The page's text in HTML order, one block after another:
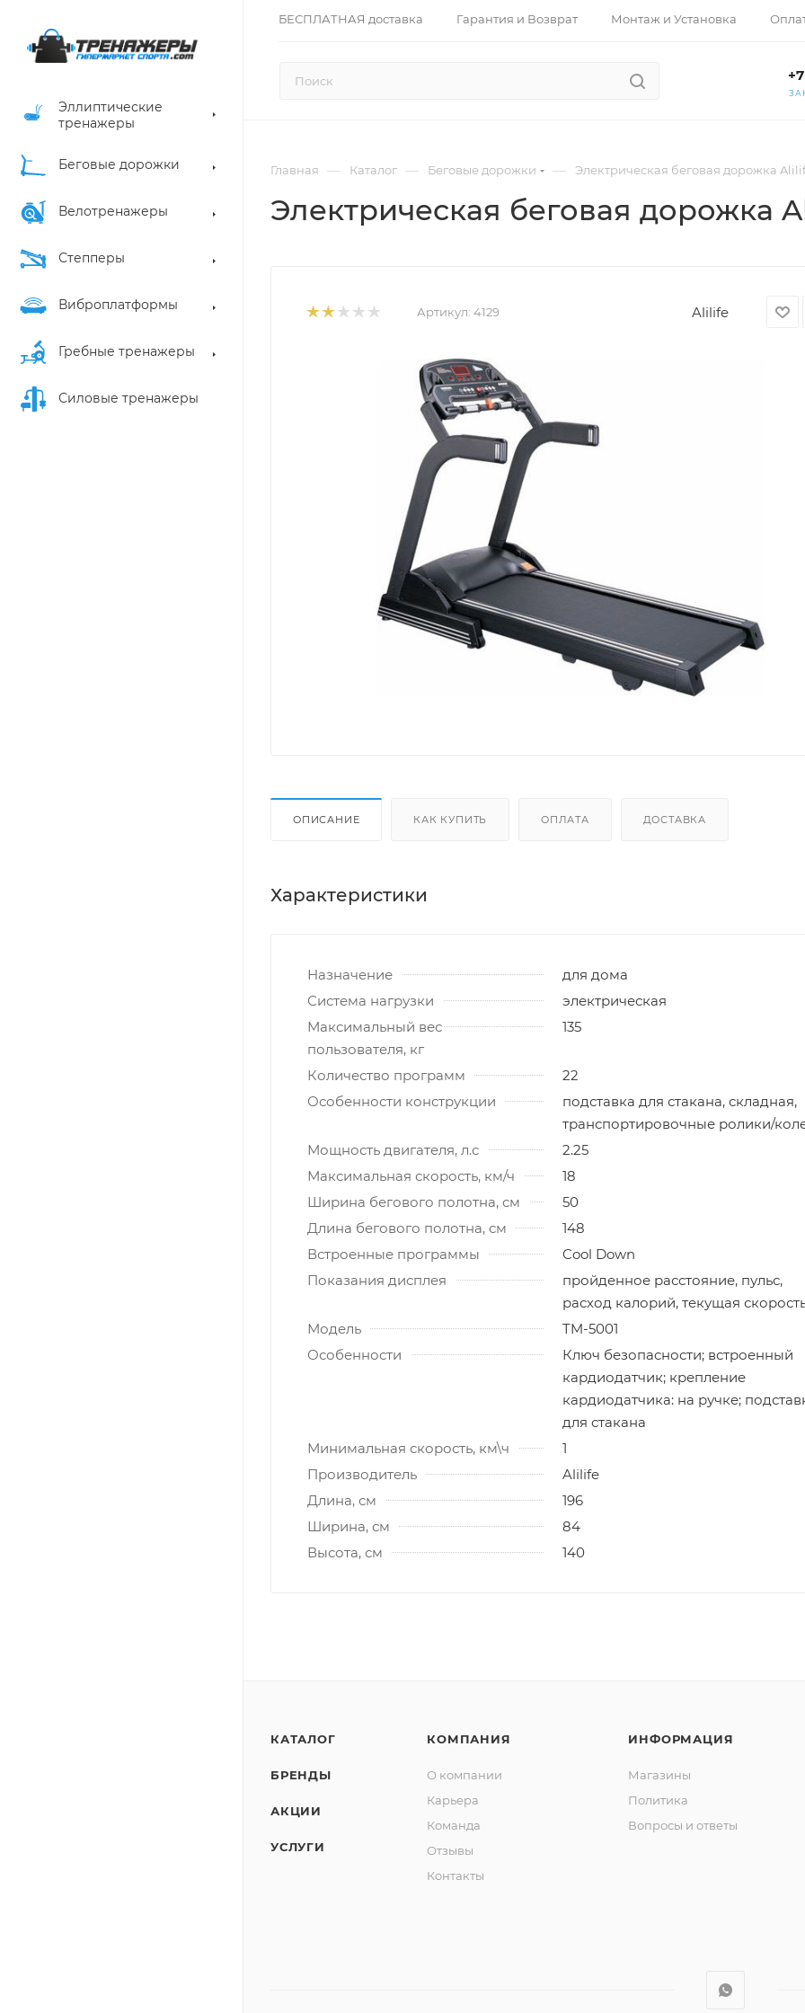
БЕСПЛАТНАЯ доставка Гарантия и Возврат Монтаж и Установка
Эллиптические
тренажеры
Беговые дорожки
Велотренажеры
Степперы
Виброплатформы
Гребные тренажеры
Силовые тренажеры
Главная — Каталог — Беговые дорожки — Электрическая беговая дорожка
Электрическая беговая дорожка
Артикул: 4129 Alilife
ОПИСАНИЕ КАК КУПИТЬ ОПЛАТА ДОСТАВКА
Характеристики
Назначение
для дома
Система нагрузки
электрическая
Максимальный вес
пользователя, кг
135
Количество программ
22
Особенности конструкции
подставка для стакана, складная,
транспортировочные ролики/
Мощность двигателя, л.с
2.25
Максимальная скорость, км/ч
18
Ширина бегового полотна, см
50
Длина бегового полотна, см
148
Встроенные программы
Cool Down
Показания дисплея
пройденное расстояние, пульс,
расход калорий, текущая
Модель
TM-5001
Особенности
Ключ безопасности; встроенный
кардиодатчик; крепление
кардиодатчика: на ручке;
для стакана
Минимальная скорость, км\ч
1
Производитель
Alilife
Длина, см
196
Ширина, см
84
Высота, см
140
КАТАЛОГ
БРЕНДЫ
АКЦИИ
УСЛУГИ
КОМПАНИЯ
О компании
Карьера
Команда
Отзывы
Контакты
ИНФОРМАЦИЯ
Магазины
Политика
Вопросы и ответы